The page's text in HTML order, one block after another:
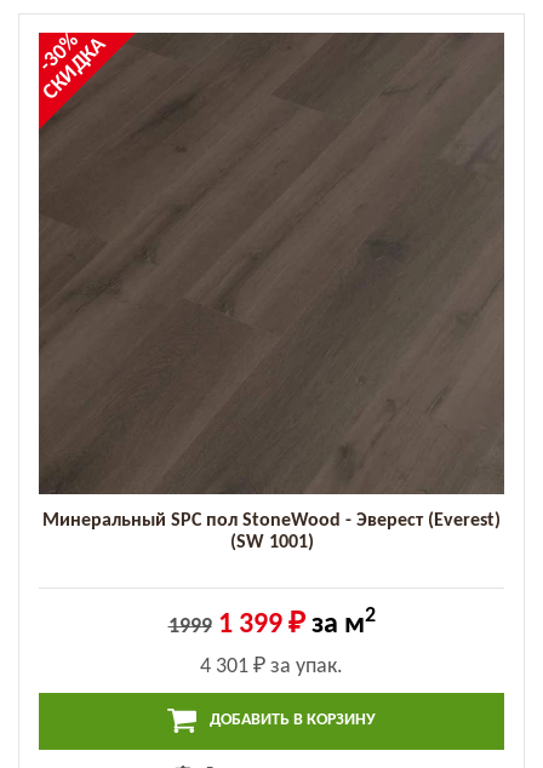
-30%
СКИДКА
Минеральный SPC пол StoneWood - Эверест (Everest)
(SW 1001)
1999 1 399 ₽за м2
4 301 ₽ за упак.
ДОБАВИТЬ В КОРЗИНУ